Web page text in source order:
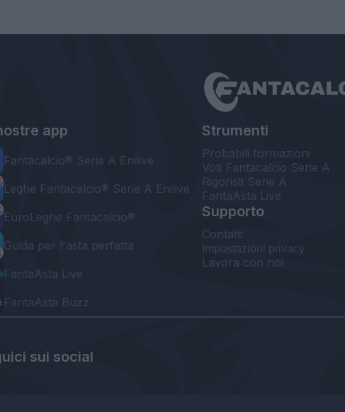
app
Fantacalcio® Serie A Enilive
Leghe Fantacalcio® Serie A Enilive
EuroLeghe Fantacalcio®
Guida per l'asta perfetta
FantaAsta Live
FantaAsta Buzz
Strumenti
Probabili formazioni
Voti Fantacalcio Serie A
Rigoristi Serie A
FantaAsta Live
Supporto
Contatti
Impostazioni privacy
Lavora con noi
sui social